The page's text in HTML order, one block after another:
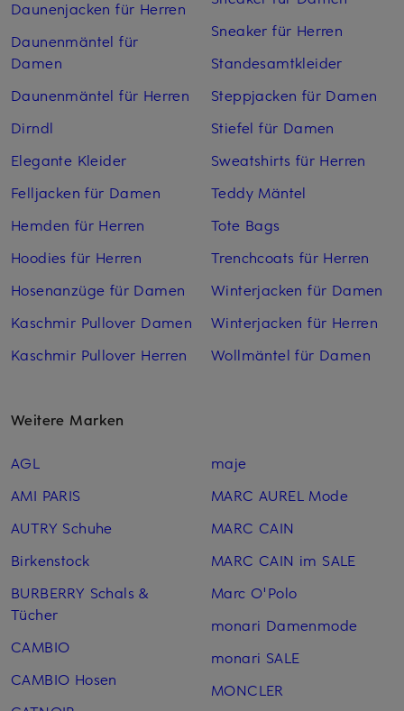
Daunenjacken für Herren
Daunenmäntel für
Damen
Daunenmäntel für Herren
Dirndl
Elegante Kleider
Felljacken für Damen
Hemden für Herren
Hoodies für Herren
Hosenanzüge für Damen
Kaschmir Pullover Damen
Kaschmir Pullover Herren
Sneaker für Herren
Standesamtkleider
Steppjacken für Damen
Stiefel für Damen
Sweatshirts für Herren
Teddy Mäntel
Tote Bags
Trenchcoats für Herren
Winterjacken für Damen
Winterjacken für Herren
Wollmäntel für Damen
Weitere Marken
AGL
AMI PARIS
AUTRY Schuhe
Birkenstock
BURBERRY Schals &
Tücher
CAMBIO
CAMBIO Hosen
maje
MARC AUREL Mode
MARC CAIN
MARC CAIN im SALE
Marc O'Polo
monari Damenmode
monari SALE
MONCLER